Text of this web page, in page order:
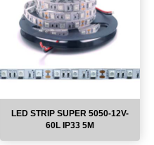
LED STRIP SUPER 5050-12V-
60L IP33 5M